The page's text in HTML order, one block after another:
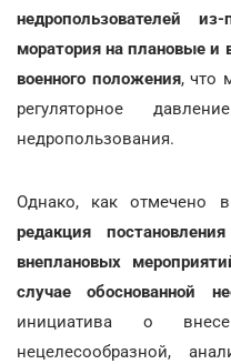
недропользователей
моратория на плановые и
военного положения, что
регуляторное
недропользования.
Однако, как отмечено
редакция
внеплановых
случае обоснованной
инициатива о
нецелесообразной,